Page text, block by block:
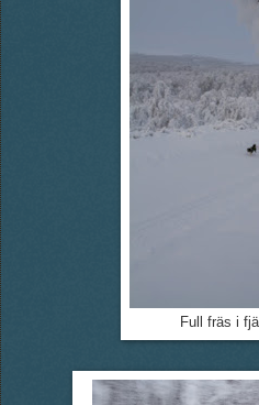
Full fräs i